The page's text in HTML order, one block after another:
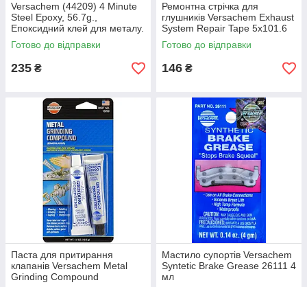
Versachem (44209) 4 Minute
Steel Epoxy, 56.7g.,
Епоксидний клей для металу.
Спробуйте якість!
Готово до відправки
235 ₴
Ремонтна стрічка для
глушників Versachem Exhaust
System Repair Tape 5x101.6
см
Готово до відправки
146 ₴
Паста для притирання
клапанів Versachem Metal
Grinding Compound
Мастило супортів Versachem
Syntetic Brake Grease 26111 4
мл